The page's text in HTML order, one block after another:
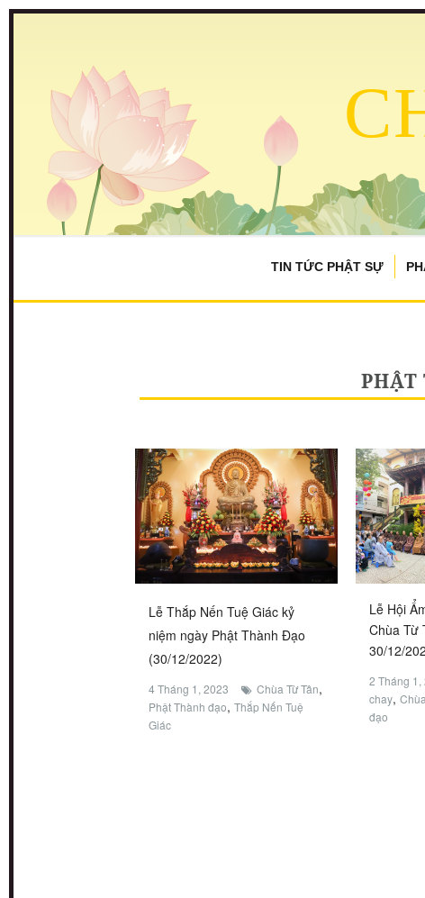
TIN TỨC PHẬT SỰ
Lễ Thắp Nến Tuệ Giác kỷ
niệm ngày Phật Thành Đạo
(30/12/2022)
4 Tháng 1, 2023 Chùa Từ Tân,
Phật Thành đạo, Thắp Nến Tuệ
Giác
Lễ Hội
Chùa Từ
30/12/
2 Tháng 1,
chay,
đạo